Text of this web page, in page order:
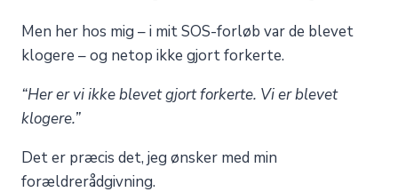
Men her hos mig – i mit SOS-forløb var de blevet
klogere – og netop ikke gjort forkerte.
“Her er vi ikke blevet gjort forkerte. Vi er blevet
klogere.”
Det er præcis det, jeg ønsker med min
forældrerådgivning.